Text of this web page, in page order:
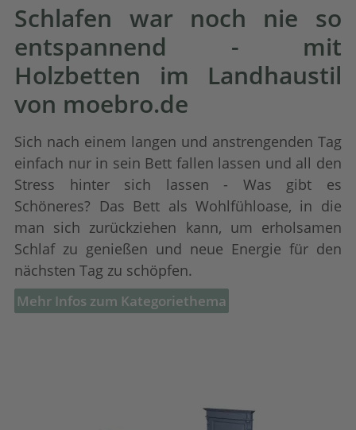
Schlafen war noch nie so
entspannend - mit
Holzbetten im Landhaustil
von moebro.de
Sich nach einem langen und anstrengenden Tag
einfach nur in sein Bett fallen lassen und all den
Stress hinter sich lassen - Was gibt es
Schöneres? Das Bett als Wohlfühloase, in die
man sich zurückziehen kann, um erholsamen
Schlaf zu genießen und neue Energie für den
nächsten Tag zu schöpfen.
Mehr Infos zum Kategoriethema